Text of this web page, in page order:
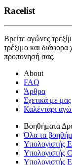
Racelist
Βρείτε αγώνες
τρέξιμο και διάφορα
προπονησή σας.
About
FAQ
Άρθρα
Σχετικά με μας
Καλένταρι
Βοηθήματα
Όλα τα
Υπολογιστής
Υπολογιστής
Υπολογιστής